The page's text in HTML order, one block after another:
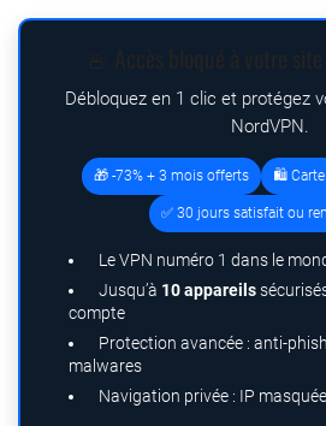
Débloquez en 1 clic et protégez
NordVPN.
🎁 -73% + 3 mois offerts 🛍️ Carte
✅ 30 jours satisfait ou
Le VPN numéro 1 dans le
Jusqu’à 10 appareils
compte
Protection avancée : anti-
malwares
Navigation privée : IP